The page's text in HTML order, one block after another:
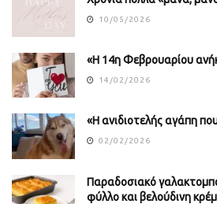
10/05/2026
«Η 14η Φεβρουαρίου
14/02/2026
«Η ανιδιοτελής αγάπη
02/02/2026
Παραδοσιακό
φύλλο και βελούδινη